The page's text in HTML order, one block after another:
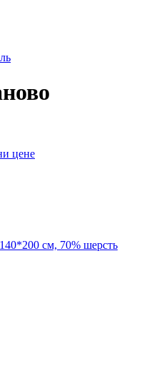
цене
см, 70% шерсть